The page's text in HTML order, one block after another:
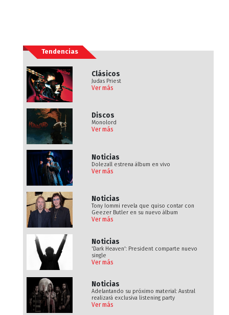
Tendencias
Clásicos
Judas Priest
Ver más
Discos
Monolord
Ver más
Noticias
Dolezall estrena álbum en vivo
Ver más
Noticias
Tony Iommi revela que quiso contar con
Geezer Butler en su nuevo álbum
Ver más
Noticias
'Dark Heaven': President comparte nuevo
single
Ver más
Noticias
Adelantando su próximo material: Austral
realizará exclusiva listening party
Ver más